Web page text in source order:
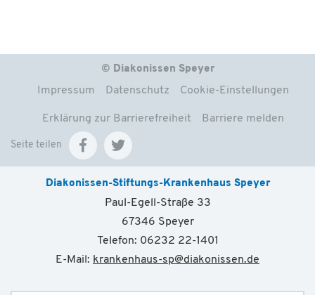
© Diakonissen Speyer
Impressum Datenschutz Cookie-Einstellungen
Erklärung zur Barrierefreiheit Barriere melden
Seite teilen
Diakonissen-Stiftungs-Krankenhaus Speyer
Paul-Egell-Straße 33
67346 Speyer
Telefon: 06232 22-1401
E-Mail: krankenhaus-sp@diakonissen.de